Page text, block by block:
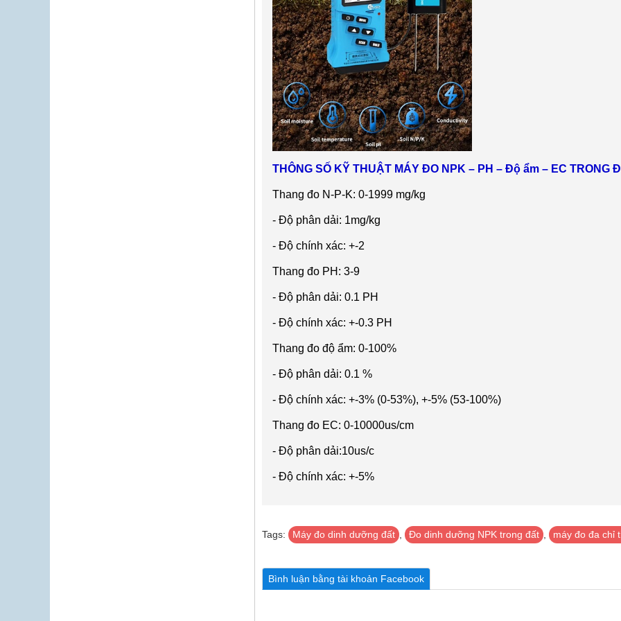
THÔNG SỐ KỸ THUẬT MÁY ĐO NPK – PH – Độ ẩm – EC TRONG
Thang đo N-P-K: 0-1999 mg/kg
- Độ phân dải: 1mg/kg
- Độ chính xác: +-2
Thang đo PH: 3-9
- Độ phân dải: 0.1 PH
- Độ chính xác: +-0.3 PH
Thang đo độ ẩm: 0-100%
- Độ phân dải: 0.1 %
- Độ chính xác: +-3% (0-53%), +-5% (53-100%)
Thang đo EC: 0-10000us/cm
- Độ phân dải:10us/c
- Độ chính xác: +-5%
Tags: Máy đo dinh dưỡng đất Đo dinh dưỡng NPK trong đất máy đo đa chỉ
Bình luận bằng tài khoản Facebook